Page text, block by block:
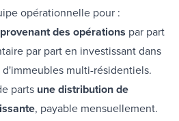
opérationnelle pour :
des opérations par part
par part en investissant dans
multi-résidentiels.
parts une distribution de
, payable mensuellement.